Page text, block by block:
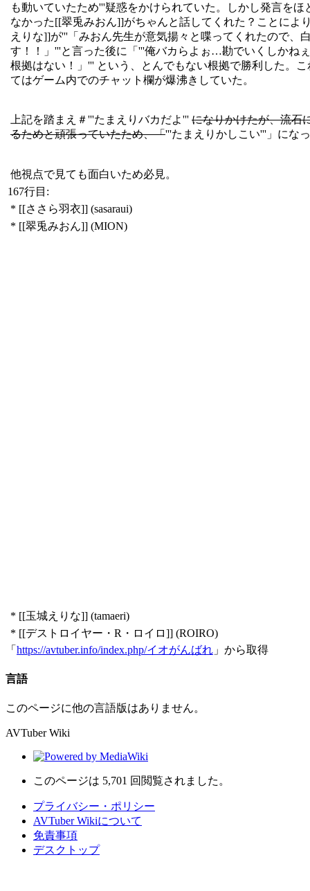
も動いていたため'''疑惑をかけられていた。しかし発言をほ
なかった[[翠兎みおん]]がちゃんと話してくれた？ことによ
えりな]]が'''「みおん先生が意気揚々と喋ってくれたので、
す！！」'''と言った後に「'''俺バカらよぉ…勘でいくしかね
根拠はない！」''' という、とんでもない根拠で勝利した。
てはゲーム内でのチャット欄が爆沸きしていた。
上記を踏まえ＃'''たまえりバカだよ''' になりかけたが、流石
るためと頑張っていたため、「'''たまえりかしこい'''」にな
他視点で見ても面白いため必見。
167行目:
* [[ささら羽衣]] (sasaraui)
* [[翠兎みおん]] (MION)
* [[玉城えりな]] (tamaeri)
* [[デストロイヤー・R・ロイロ]] (ROIRO)
「 https://avtuber.info/index.php/イオがんばれ 」から取得
言語
このページに他の言語版はありません。
AVTuber Wiki
このページは 5,701 回閲覧されました。
プライバシー・ポリシー
AVTuber Wikiについて
免責事項
デスクトップ